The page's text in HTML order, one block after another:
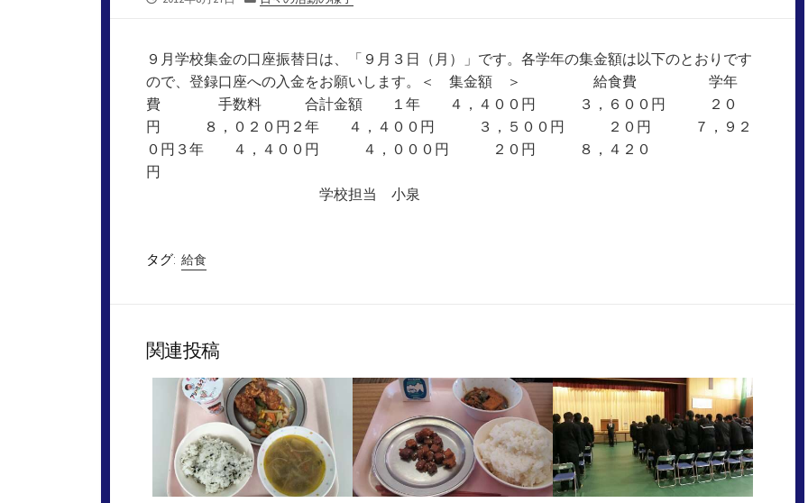
リ
ー
９月学校集金の口座振替日は、「９月３日（月）」です。各学年の集金額は以下のとおりです
ので、登録口座への入金をお願いします。＜ 集金額 ＞ 給食費 学年
費 手数料 合計金額 １年 ４，４００円 ３，６００円 ２０
円 ８，０２０円２年 ４，４００円 ３，５００円 ２０円 ７，９２
０円３年 ４，４００円 ４，０００円 ２０円 ８，４２０
円
学校担当 小泉
タグ: 給食
関連投稿